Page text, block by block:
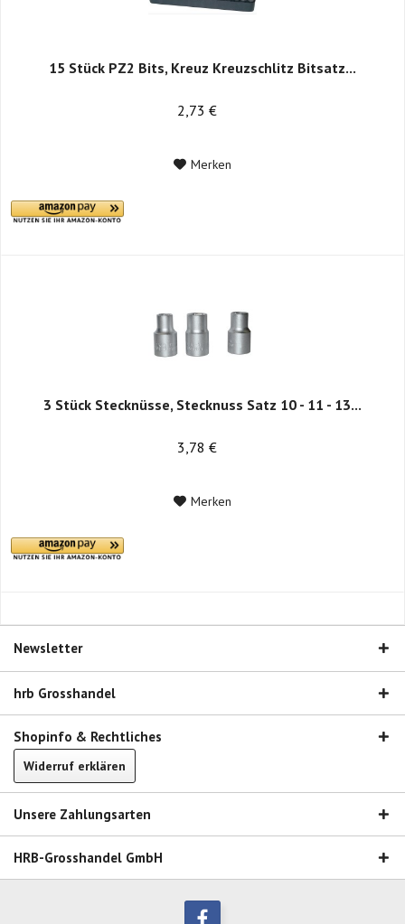
15 Stück PZ2 Bits, Kreuz Kreuzschlitz Bitsatz...
2,73 €
Merken
3 Stück Stecknüsse, Stecknuss Satz 10 - 11 - 13...
3,78 €
Merken
Newsletter
hrb Grosshandel
Shopinfo & Rechtliches
Widerruf erklären
Unsere Zahlungsarten
HRB-Grosshandel GmbH